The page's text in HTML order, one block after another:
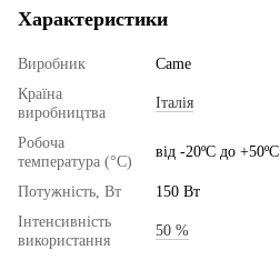
Характеристики
Виробник
Came
Країна
виробництва
Італія
Робоча
температура (°C)
від -20ºС до +50ºС
Потужність, Вт
150 Вт
Інтенсивність
використання
50 %